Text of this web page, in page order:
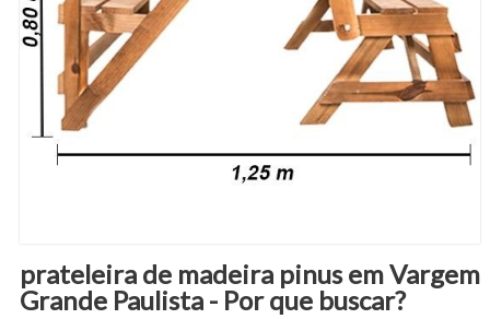
prateleira de madeira pinus em Vargem
Grande Paulista - Por que buscar?